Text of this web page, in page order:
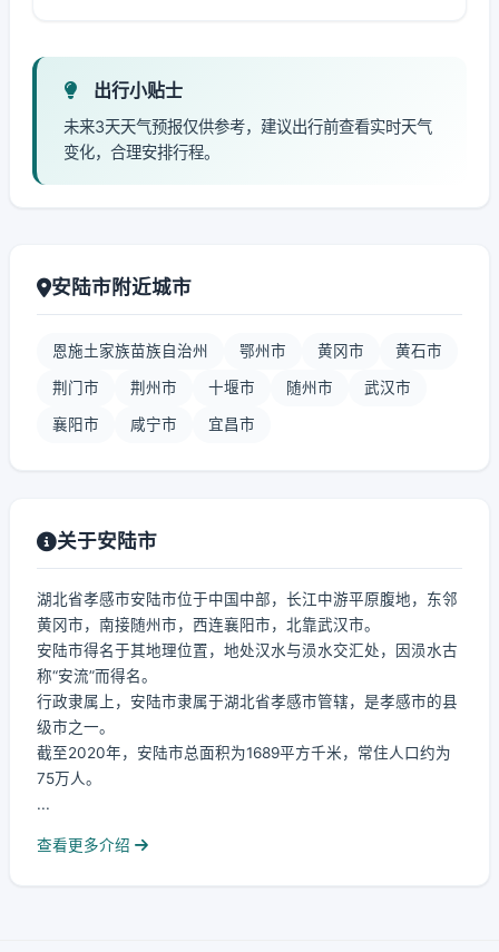
出行小贴士
未来3天天气预报仅供参考，建议出行前查看实时天气
变化，合理安排行程。
安陆市附近城市
恩施土家族苗族自治州 鄂州市 黄冈市 黄石市
荆门市 荆州市 十堰市 随州市 武汉市
襄阳市 咸宁市 宜昌市
关于安陆市
湖北省孝感市安陆市位于中国中部，长江中游平原腹地，东邻
黄冈市，南接随州市，西连襄阳市，北靠武汉市。
安陆市得名于其地理位置，地处汉水与涢水交汇处，因涢水古
称“安流”而得名。
行政隶属上，安陆市隶属于湖北省孝感市管辖，是孝感市的县
级市之一。
截至2020年，安陆市总面积为1689平方千米，常住人口约为
75万人。
...
查看更多介绍